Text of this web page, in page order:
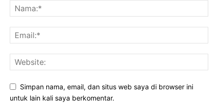
Simpan nama, email, dan situs web saya di browser ini
untuk lain kali saya berkomentar.